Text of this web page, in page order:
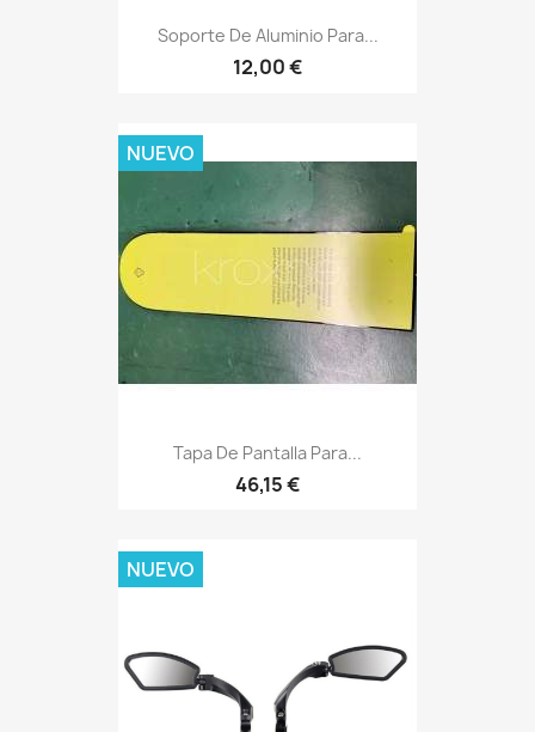
Soporte De Aluminio Para...
12,00 €
Tapa De Pantalla Para...
46,15 €
NUEVO
NUEVO